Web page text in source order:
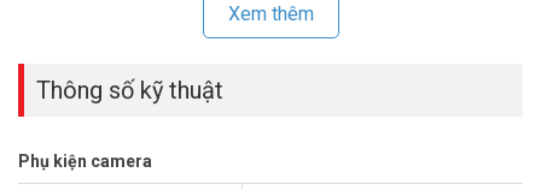
Xem thêm
Thông số kỹ thuật
Phụ kiện camera